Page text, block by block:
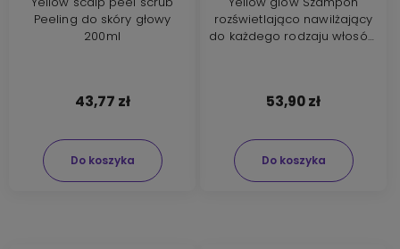
Peeling do skóry głowy
200ml
43,77 zł
Do koszyka
rozświetlająco nawilżający
do każdego rodzaju włosów
53,90 zł
Do koszyka